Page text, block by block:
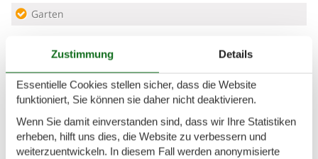
Garten
Haus ist für Kinder geeignet
Haus ist für Nichtraucher
Haus ist nicht für Jugendgruppen geeignet
Haus kann nicht von Schulen gemietet werden
Zustimmung Details
Essentielle Cookies stellen sicher, dass die Website
funktioniert, Sie können sie daher nicht deaktivieren.
Wenn Sie damit einverstanden sind, dass wir Ihre Statistiken
erheben, hilft uns dies, die Website zu verbessern und
weiterzuentwickeln. In diesem Fall werden anonymisierte